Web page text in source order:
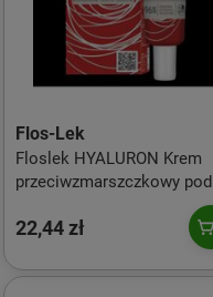
Flos-Lek
Floslek HYALURON Krem
przeciwzmarszczkowy pod
22,44 zł